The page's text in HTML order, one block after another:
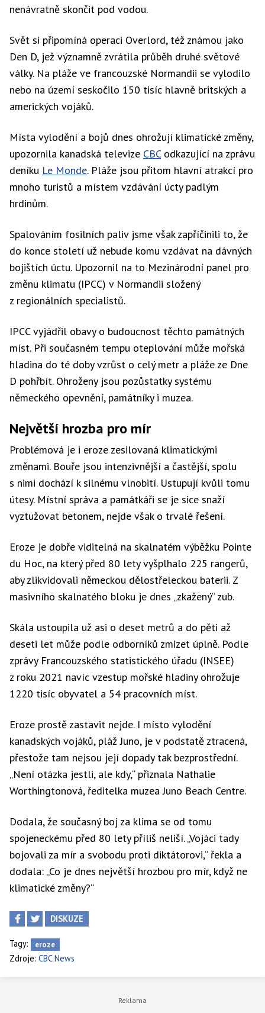
nenávratně skončit pod vodou.
Svět si připomíná operaci Overlord, též známou jako
Den D, jež významně zvrátila průběh druhé světové
války. Na pláže ve francouzské Normandii se vylodilo
nebo na území seskočilo 150 tisíc hlavně britských a
amerických vojáků.
Místa vylodění a bojů dnes ohrožují klimatické změny,
upozornila kanadská televize CBCodkazující na zprávu
deníku Le Monde. Pláže jsou přitom hlavní atrakcí pro
mnoho turistů a místem vzdávání úcty padlým
hrdinům.
Spalováním fosilních paliv jsme však zapříčinili to, že
do konce století už nebude komu vzdávat na dávných
bojištích úctu. Upozornil na to Mezinárodní panel pro
změnu klimatu (IPCC) v Normandii složený
z regionálních specialistů.
IPCC vyjádřil obavy o budoucnost těchto památných
míst. Při současném tempu oteplování může mořská
hladina do té doby vzrůst o celý metr a pláže ze Dne
D pohřbít. Ohroženy jsou pozůstatky systému
německého opevnění, památníky i muzea.
Největší hrozba pro mír
Problémová je i eroze zesilovaná klimatickými
změnami. Bouře jsou intenzivnější a častější, spolu
s nimi dochází k silnému vlnobití. Ustupují kvůli tomu
útesy. Místní správa a památkáři se je sice snaží
vyztužovat betonem, nejde však o trvalé řešení.
Eroze je dobře viditelná na skalnatém výběžku Pointe
du Hoc, na který před 80 lety vyšplhalo 225 rangerů,
aby zlikvidovali německou dělostřeleckou baterii. Z
masivního skalnatého bloku je dnes „zkažený“ zub.
Skála ustoupila už asi o deset metrů a do pěti až
deseti let může podle odborníků zmizet úplně. Podle
zprávy Francouzského statistického úřadu (INSEE)
z roku 2021 navíc vzestup mořské hladiny ohrožuje
1220 tisíc obyvatel a 54 pracovních míst.
Eroze prostě zastavit nejde. I místo vylodění
kanadských vojáků, pláž Juno, je v podstatě ztracená,
přestože tam nejsou její dopady tak bezprostřední.
„Není otázka jestli, ale kdy,“ přiznala Nathalie
Worthingtonová, ředitelka muzea Juno Beach Centre.
Dodala, že současný boj za klima se od tomu
spojeneckému před 80 lety příliš neliší. „Vojáci tady
bojovali za mír a svobodu proti diktátorovi,“ řekla a
dodala: „Co je dnes největší hrozbou pro mír, když ne
klimatické změny?“
DISKUZE
Tagy: eroze
Zdroje: CBC News